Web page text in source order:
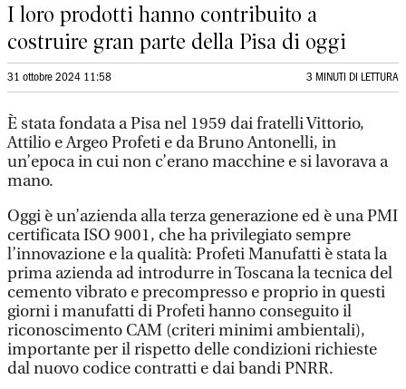
I loro prodotti hanno contribuito a
costruire gran parte della Pisa di oggi
31 ottobre 2024 11:58 3 MINUTI DI LETTURA
È stata fondata a Pisa nel 1959 dai fratelli Vittorio,
Attilio e Argeo Profeti e da Bruno Antonelli, in
un’epoca in cui non c’erano macchine e si lavorava a
mano.
Oggi è un’azienda alla terza generazione ed è una PMI
certificata ISO 9001, che ha privilegiato sempre
l’innovazione e la qualità: Profeti Manufatti è stata la
prima azienda ad introdurre in Toscana la tecnica del
cemento vibrato e precompresso e proprio in questi
giorni i manufatti di Profeti hanno conseguito il
riconoscimento CAM (criteri minimi ambientali),
importante per il rispetto delle condizioni richieste
dal nuovo codice contratti e dai bandi PNRR.